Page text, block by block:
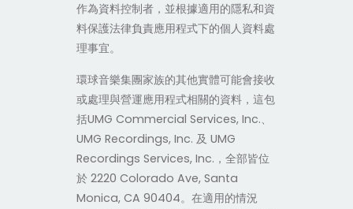
作為資料控制者，並根據適用的隱私和資
料保護法律負責應用程式下的個人資料處
理事宜。
環球音樂集團家族的其他實體可能會接收
或處理與營運應用程式相關的資料，這包
括UMG Commercial Services, Inc.、
UMG Recordings, Inc. 及 UMG
Recordings Services, Inc.，全部皆位
於 2220 Colorado Ave, Santa
Monica, CA 90404。在適用的情況